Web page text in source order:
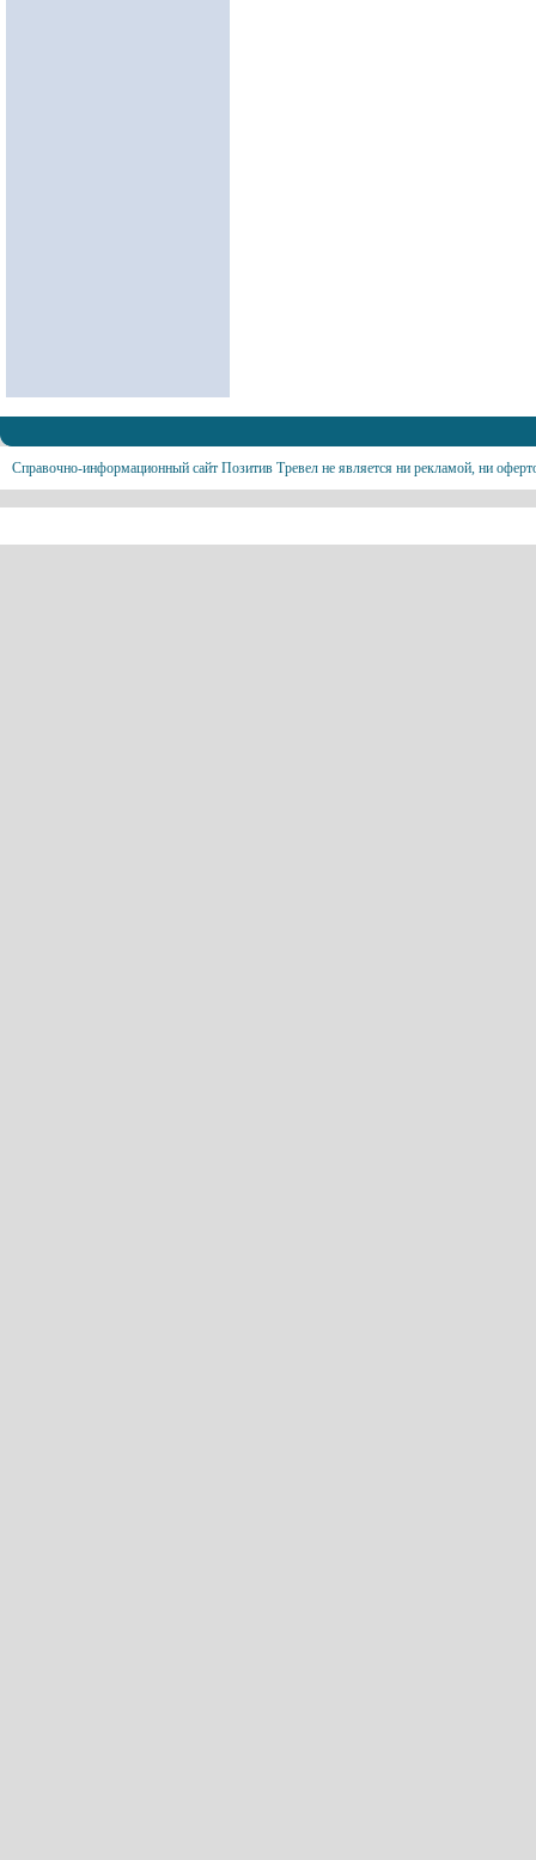
Справочно-информационный сайт Позитив Тревел не является ни рекламой, ни